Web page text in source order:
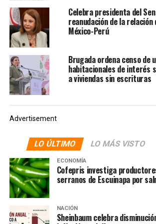
y Cortés» en el Frontón México. A la cita
también la empresaria María Laura
empresario Ricardo Salinas Pliego, la
de Cuauhtémoc, Alessandra Rojo de la
historiador hispanista Miguel
Te puede interesar:
dar lecciones
vergüenza ajena”:
Un día después, Clara Brugada, jefa de
CDMX, consideró grave que en pleno
española acuda a México para querer
mexicanos que «lo que pasó [en La
Celebra presidenta del
reanudación de la
México-Perú
Brugada ordena censo de
habitacionales de interés
a viviendas sin escrituras
Advertisement
LO ÚLTIMO LO MÁS VISTO
ECONOMÍA
Cofepris investiga
serranos de Escuinapa por
NACIÓN
Sheinbaum celebra